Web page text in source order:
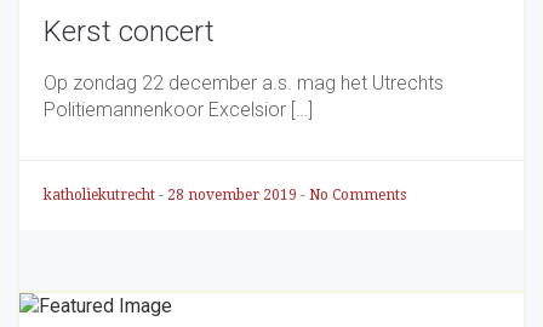
Kerst concert
Op zondag 22 december a.s. mag het Utrechts
Politiemannenkoor Excelsior […]
katholiekutrecht - 28 november 2019 - No Comments